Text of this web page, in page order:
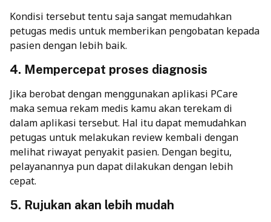
Kondisi tersebut tentu saja sangat memudahkan
petugas medis untuk memberikan pengobatan kepada
pasien dengan lebih baik.
4. Mempercepat proses diagnosis
Jika berobat dengan menggunakan aplikasi PCare
maka semua rekam medis kamu akan terekam di
dalam aplikasi tersebut. Hal itu dapat memudahkan
petugas untuk melakukan review kembali dengan
melihat riwayat penyakit pasien. Dengan begitu,
pelayanannya pun dapat dilakukan dengan lebih
cepat.
5. Rujukan akan lebih mudah